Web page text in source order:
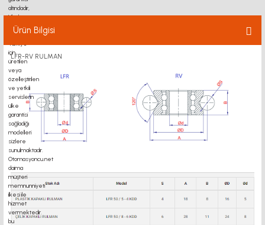
Ürün Bilgisi
LFR-RV RULMAN